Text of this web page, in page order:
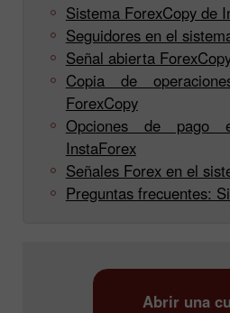
Sistema ForexCopy de
Seguidores en el
Señal abierta
Copia de
ForexCopy
Opciones de pago
InstaForex
Señales Forex en el
Preguntas frecuentes:
Abrir una